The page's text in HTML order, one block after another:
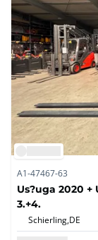
A1-47467-63
Us?uga 2020
3.+4.
Schierling,DE